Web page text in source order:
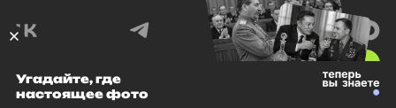
© 1999–2026 Все права защищены.
Угадайте, где
настоящее фото